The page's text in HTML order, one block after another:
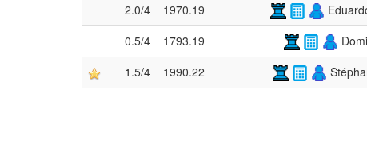
2.0/4 1970.19
0.5/4
1793.19
1.5/4
1990.22